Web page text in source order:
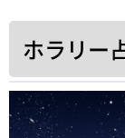
ホラリー